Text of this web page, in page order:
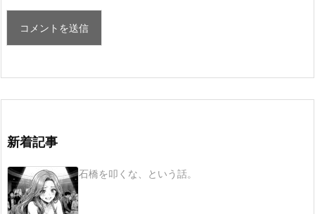
新着記事
石橋を叩くな、という話。